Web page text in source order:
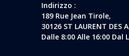
Indirizzo :
189 Rue Jean Tirole,
30126 ST LAURENT DES
Dalle 8:00 Alle 16:00 Dal